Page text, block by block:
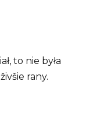
to nie była
rany.